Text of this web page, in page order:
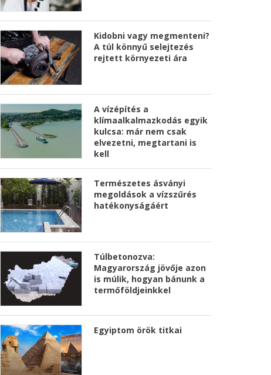
Kidobni vagy megmenteni?
A túl könnyű selejtezés
rejtett környezeti ára
A vízépítés a
klímaalkalmazkodás egyik
kulcsa: már nem csak
elvezetni, megtartani is
kell
Természetes ásványi
megoldások a vízszűrés
hatékonyságáért
Túlbetonozva:
Magyarország jövője azon
is múlik, hogyan bánunk a
termőföldjeinkkel
Egyiptom örök titkai